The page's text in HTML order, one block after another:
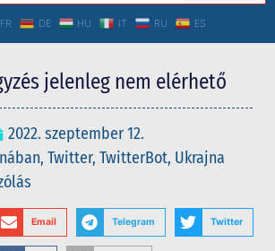
FR DE HU IT RU ES
jelenleg nem elérhető
2022. szeptember 12.
, Twitter, TwitterBot, Ukrajna
Email Telegram Twitter